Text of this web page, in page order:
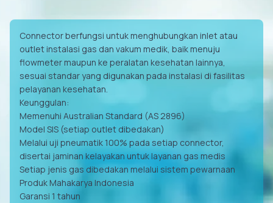
Connector berfungsi untuk menghubungkan inlet atau
outlet instalasi gas dan vakum medik, baik menuju
flowmeter maupun ke peralatan kesehatan lainnya,
sesuai standar yang digunakan pada instalasi di fasilitas
pelayanan kesehatan.
Keunggulan:
Memenuhi Australian Standard (AS 2896)
Model SIS (setiap outlet dibedakan)
Melalui uji pneumatik 100% pada setiap connector,
disertai jaminan kelayakan untuk layanan gas medis
Setiap jenis gas dibedakan melalui sistem pewarnaan
Produk Mahakarya Indonesia
Garansi 1 tahun